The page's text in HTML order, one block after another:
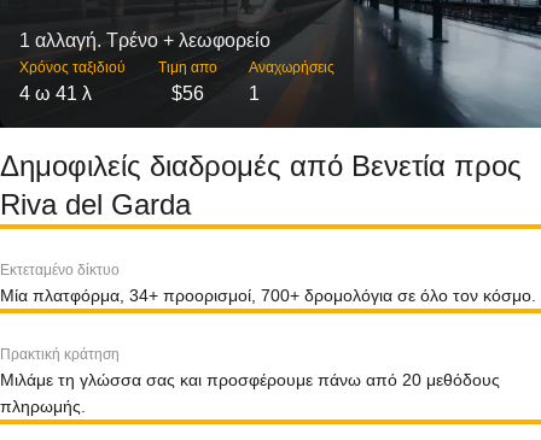
1 αλλαγή. Τρένο + λεωφορείο
Χρόνος ταξιδιού
4 ω 41 λ
Τιμη απο
$56
Αναχωρήσεις
1
Δημοφιλείς διαδρομές από Βενετία προς
Riva del Garda
Εκτεταμένο δίκτυο
Μία πλατφόρμα, 34+ προορισμοί, 700+ δρομολόγια σε όλο τον κόσμο.
Πρακτική κράτηση
Μιλάμε τη γλώσσα σας και προσφέρουμε πάνω από 20 μεθόδους
πληρωμής.